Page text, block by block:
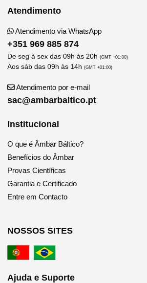
Atendimento
Atendimento via WhatsApp
+351 969 885 874
De seg à sex das 09h às 20h (GMT +01:00)
Aos sáb das 09h às 14h (GMT +01:00)
Atendimento por e-mail
sac@ambarbaltico.pt
Institucional
O que é Âmbar Báltico?
Benefícios do Âmbar
Provas Científicas
Garantia e Certificado
Entre em Contacto
NOSSOS SITES
Ajuda e Suporte